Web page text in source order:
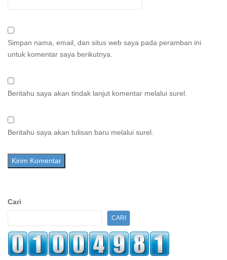
Simpan nama, email, dan situs web saya pada peramban ini
untuk komentar saya berikutnya.
Beritahu saya akan tindak lanjut komentar melalui surel.
Beritahu saya akan tulisan baru melalui surel.
Sidebar
Cari
CARI